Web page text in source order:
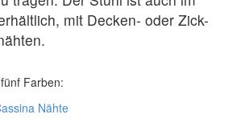
mit Decken- oder Zick-
Farben: